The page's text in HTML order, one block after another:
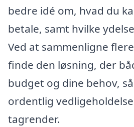
bedre idé om, hvad du
betale, samt hvilke
Ved at sammenligne
finde den løsning, der
budget og dine behov,
ordentlig
tagrender.